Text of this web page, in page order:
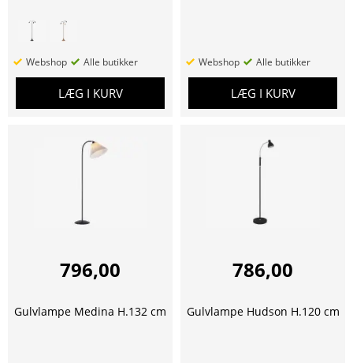
Webshop Alle butikker
LÆG I KURV
Webshop Alle butikker
LÆG I KURV
796,00
Gulvlampe Medina H.132 cm
786,00
Gulvlampe Hudson H.120 cm